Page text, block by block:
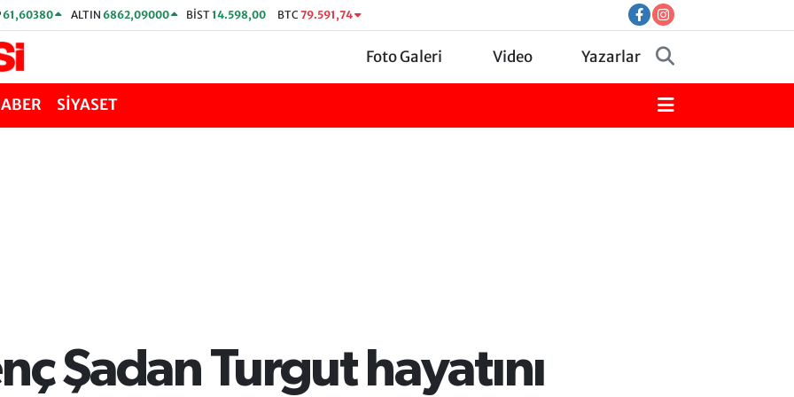
61,60380 ALTIN 6862,09000 BİST14.598,00 BTC 79.591,74
Foto Galeri Video Yazarlar
SİYASET
Şadan Turgut hayatını